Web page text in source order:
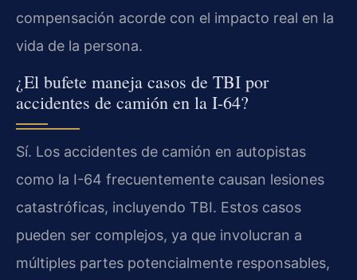
compensación acorde con el impacto real en la
vida de la persona.
¿El bufete maneja casos de TBI por
accidentes de camión en la I-64?
Sí. Los accidentes de camión en autopistas
como la I-64 frecuentemente causan lesiones
catastróficas, incluyendo TBI. Estos casos
pueden ser complejos, ya que involucran a
múltiples partes potencialmente responsables,